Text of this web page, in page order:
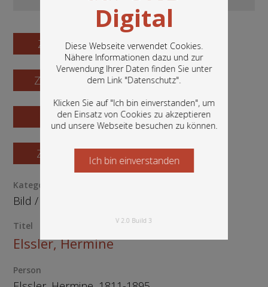
Digital
Diese Webseite verwendet Cookies.
Nähere Informationen dazu und zur
Verwendung Ihrer Daten finden Sie unter
dem Link "Datenschutz".
Klicken Sie auf "Ich bin einverstanden", um
den Einsatz von Cookies zu akzeptieren
und unsere Webseite besuchen zu können.
In diesem Portal finden Sie die digitalen
Bestände der Österreichischen
Nationalbibliothek: Bücher, Fotografien,
Grafiken und vieles mehr.
Ich bin einverstanden
Starten Sie jetzt
V 2.0 Build 3
Zum Digitalisat
Zum Katalogisat
Zur Vorschau
Zur Bestellung
Kategorie / Medientyp
Bild/
Titel
Elssler, Hermine
Person